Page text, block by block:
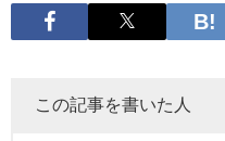
この記事を書いた人